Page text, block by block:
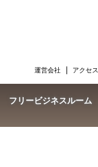
運営会社 アクセス
フリービジネスルーム